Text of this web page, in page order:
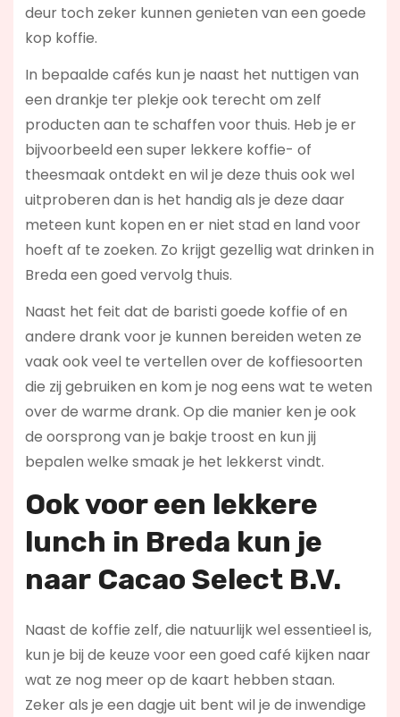
deur toch zeker kunnen genieten van een goede
kop koffie.
In bepaalde cafés kun je naast het nuttigen van
een drankje ter plekje ook terecht om zelf
producten aan te schaffen voor thuis. Heb je er
bijvoorbeeld een super lekkere koffie- of
theesmaak ontdekt en wil je deze thuis ook wel
uitproberen dan is het handig als je deze daar
meteen kunt kopen en er niet stad en land voor
hoeft af te zoeken. Zo krijgt gezellig wat drinken in
Breda een goed vervolg thuis.
Naast het feit dat de baristi goede koffie of en
andere drank voor je kunnen bereiden weten ze
vaak ook veel te vertellen over de koffiesoorten
die zij gebruiken en kom je nog eens wat te weten
over de warme drank. Op die manier ken je ook
de oorsprong van je bakje troost en kun jij
bepalen welke smaak je het lekkerst vindt.
Ook voor een lekkere
lunch in Breda kun je
naar Cacao Select B.V.
Naast de koffie zelf, die natuurlijk wel essentieel is,
kun je bij de keuze voor een goed café kijken naar
wat ze nog meer op de kaart hebben staan.
Zeker als je een dagje uit bent wil je de inwendige